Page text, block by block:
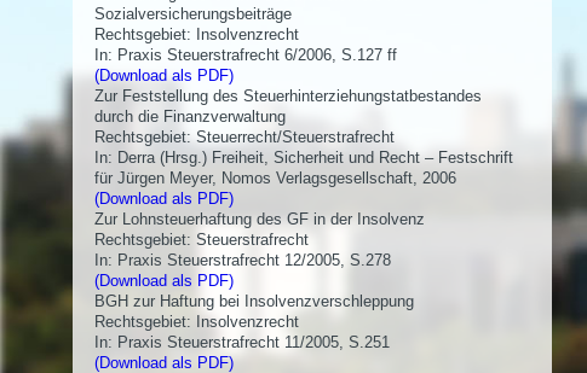
Sozialversicherungsbeiträge
Rechtsgebiet: Insolvenzrecht
In: Praxis Steuerstrafrecht 6/2006, S.127 ff
(Download als PDF)
Zur Feststellung des Steuerhinterziehungstatbestandes
durch die Finanzverwaltung
Rechtsgebiet: Steuerrecht/Steuerstrafrecht
In: Derra (Hrsg.) Freiheit, Sicherheit und Recht – Festschrift
für Jürgen Meyer, Nomos Verlagsgesellschaft, 2006
(Download als PDF)
Zur Lohnsteuerhaftung des GF in der Insolvenz
Rechtsgebiet: Steuerstrafrecht
In: Praxis Steuerstrafrecht 12/2005, S.278
(Download als PDF)
BGH zur Haftung bei Insolvenzverschleppung
Rechtsgebiet: Insolvenzrecht
In: Praxis Steuerstrafrecht 11/2005, S.251
(Download als PDF)